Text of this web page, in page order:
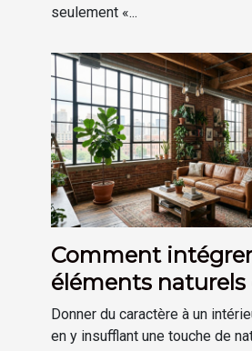
seulement «...
Comment
éléments naturels
décoration de
industriel ?
Donner du caractère à un
en y insufflant une touche de